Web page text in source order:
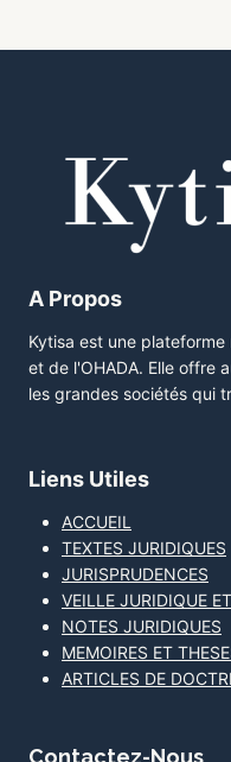
A Propos
Kytisa est une
et de l'OHADA. Elle offre
les grandes sociétés qui
Liens Utiles
ACCUEIL
TEXTES JURIDIQUES
JURISPRUDENCES
VEILLE JURIDIQUE
NOTES JURIDIQUES
MEMOIRES ET
ARTICLES DE
Contactez-Nous